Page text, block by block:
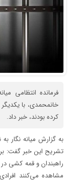
خانمحمدی، با
کرده بودند، خبر داد.
به گزارش میانه نگار
تشریح این خبر گفت:
مشاهده می‌کنند